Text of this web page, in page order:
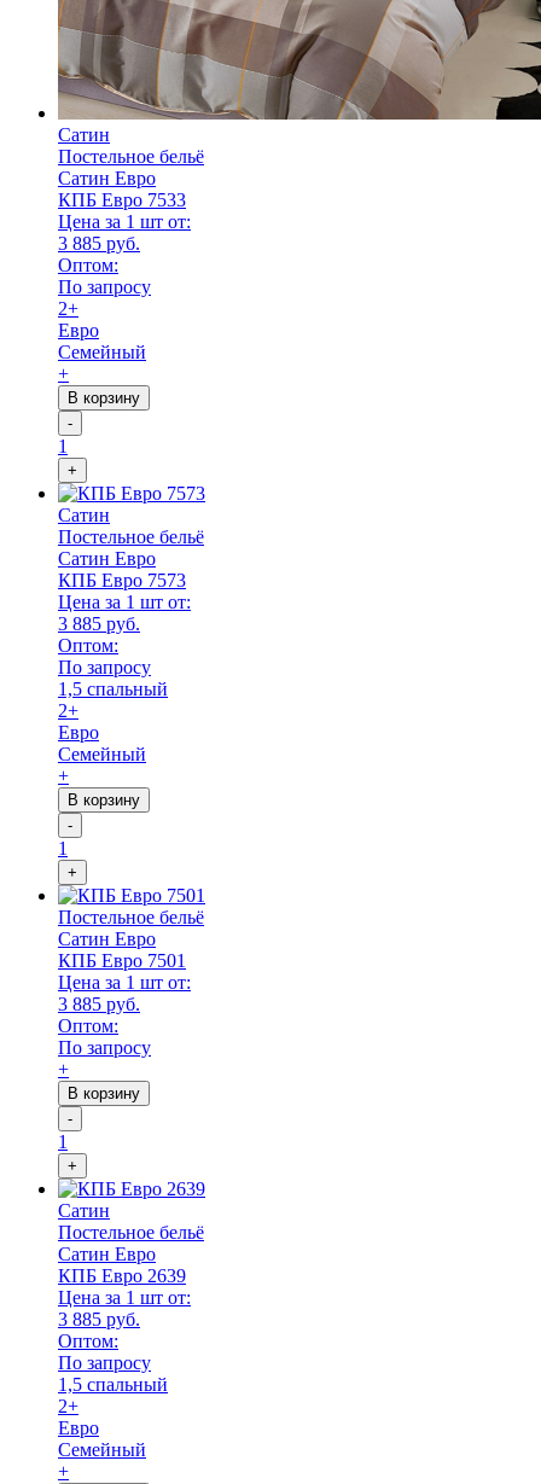
Сатин
Постельное бельё
Сатин Евро
КПБ Евро 7533
Цена за 1 шт от:
3 885 руб.
Оптом:
По запросу
2+
Евро
Семейный
+
В корзину
-
1
+
Сатин
Постельное бельё
Сатин Евро
КПБ Евро 7573
Цена за 1 шт от:
3 885 руб.
Оптом:
По запросу
1,5 спальный
2+
Евро
Семейный
+
В корзину
-
1
+
Постельное бельё
Сатин Евро
КПБ Евро 7501
Цена за 1 шт от:
3 885 руб.
Оптом:
По запросу
+
В корзину
-
1
+
Сатин
Постельное бельё
Сатин Евро
КПБ Евро 2639
Цена за 1 шт от:
3 885 руб.
Оптом:
По запросу
1,5 спальный
2+
Евро
Семейный
+